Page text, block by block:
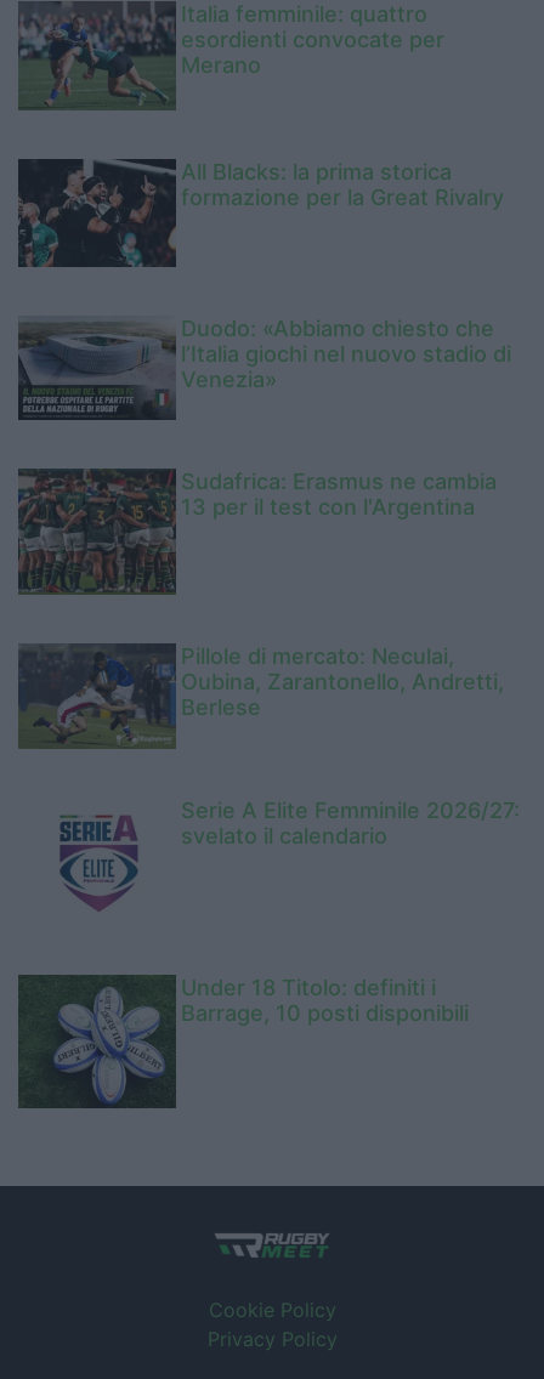
Italia femminile: quattro
esordienti convocate per
Merano
All Blacks: la prima storica
formazione per la Great Rivalry
Duodo: «Abbiamo chiesto che
l’Italia giochi nel nuovo stadio di
Venezia»
Sudafrica: Erasmus ne cambia
13 per il test con l'Argentina
Pillole di mercato: Neculai,
Oubina, Zarantonello, Andretti,
Berlese
Serie A Elite Femminile 2026/27:
svelato il calendario
Under 18 Titolo: definiti i
Barrage, 10 posti disponibili
Cookie Policy
Privacy Policy